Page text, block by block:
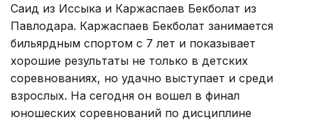
Саид из Иссыка и Каржаспаев Бекболат из
Павлодара. Каржаспаев Бекболат занимается
бильярдным спортом с 7 лет и показывает
хорошие результаты не только в детских
соревнованиях, но удачно выступает и среди
взрослых. На сегодня он вошел в финал
юношеских соревнований по дисциплине